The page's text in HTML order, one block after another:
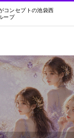
コンセプトの池袋西
ープ